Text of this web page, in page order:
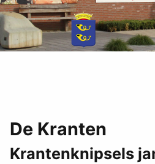
De Kranten
Krantenknipsels